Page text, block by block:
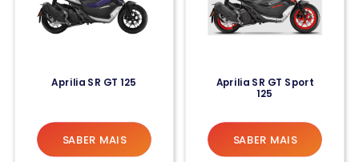
Aprilia SR GT 125
SABER MAIS
Aprilia SR GT Sport
125
SABER MAIS